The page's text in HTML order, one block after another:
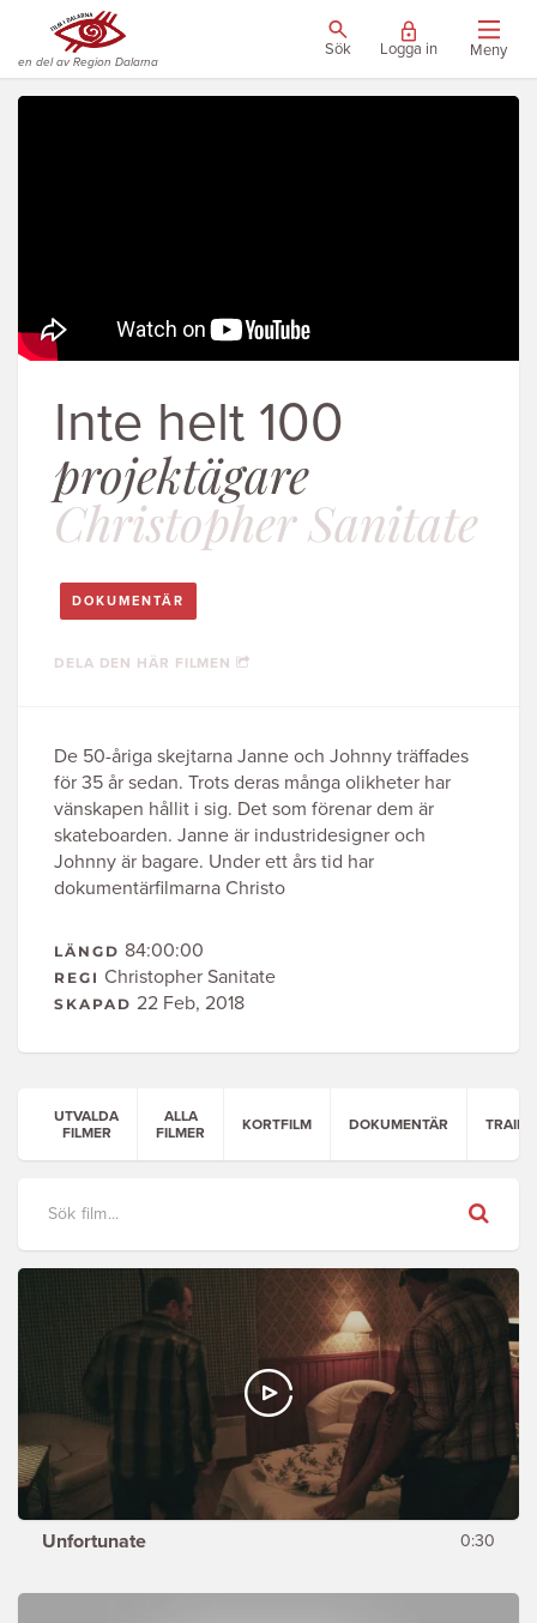
en del av Region Dalarna
Sök Logga in Meny
Inte helt 100
projektägare
Christopher Sanitate
DOKUMENTÄR
DELA DEN HÄR FILMEN
De 50-åriga skejtarna Janne och Johnny träffades
för 35 år sedan. Trots deras många olikheter har
vänskapen hållit i sig. Det som förenar dem är
skateboarden. Janne är industridesigner och
Johnny är bagare. Under ett års tid har
dokumentärfilmarna Christo
LÄNGD 84:00:00
REGI Christopher Sanitate
SKAPAD 22 Feb, 2018
UTVALDA
FILMER
ALLA
FILMER
KORTFILM DOKUMENTÄR
Sök
Unfortunate 0:30